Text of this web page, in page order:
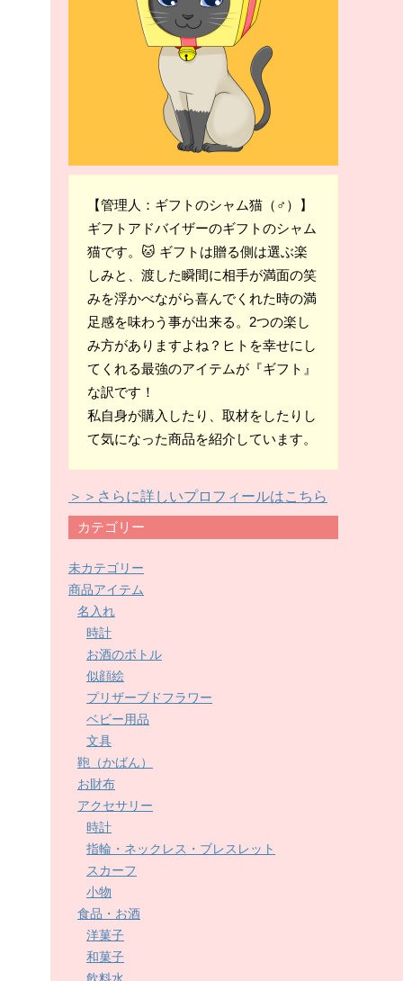
【管理人：ギフトのシャム猫（♂）】
ギフトアドバイザーのギフトのシャム
猫です。🐱 ギフトは贈る側は選ぶ楽
しみと、渡した瞬間に相手が満面の笑
みを浮かべながら喜んでくれた時の満
足感を味わう事が出来る。2つの楽し
み方がありますよね？ヒトを幸せにし
てくれる最強のアイテムが『ギフト』
な訳です！
私自身が購入したり、取材をしたりし
て気になった商品を紹介しています。
＞＞さらに詳しいプロフィールはこちら
カテゴリー
未カテゴリー
商品アイテム
名入れ
時計
お酒のボトル
似顔絵
プリザーブドフラワー
ベビー用品
文具
鞄（かばん）
お財布
アクセサリー
時計
指輪・ネックレス・ブレスレット
スカーフ
小物
食品・お酒
洋菓子
和菓子